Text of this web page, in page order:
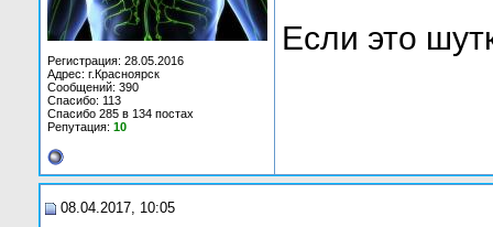
Регистрация: 28.05.2016
Адрес: г.Красноярск
Сообщений: 390
Спасибо: 113
Спасибо 285 в 134 постах
Репутация: 10
Если это
08.04.2017, 10:05